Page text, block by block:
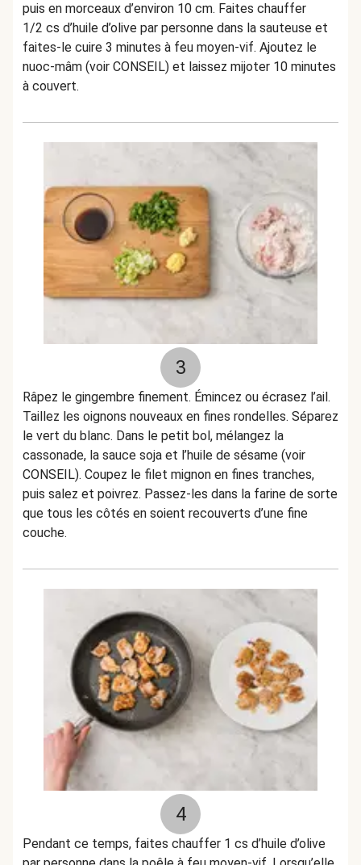
puis en morceaux d’environ 10 cm. Faites chauffer
1/2 cs d’huile d’olive par personne dans la sauteuse et
faites-le cuire 3 minutes à feu moyen-vif. Ajoutez le
nuoc-mâm (voir CONSEIL) et laissez mijoter 10 minutes
à couvert.
3
Râpez le gingembre finement. Émincez ou écrasez l’ail.
Taillez les oignons nouveaux en fines rondelles. Séparez
le vert du blanc. Dans le petit bol, mélangez la
cassonade, la sauce soja et l’huile de sésame (voir
CONSEIL). Coupez le filet mignon en fines tranches,
puis salez et poivrez. Passez-les dans la farine de sorte
que tous les côtés en soient recouverts d’une fine
couche.
4
Pendant ce temps, faites chauffer 1 cs d’huile d’olive